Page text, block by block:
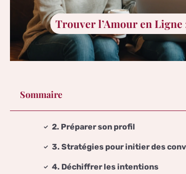
Trouver l’Amour en
Sommaire
2. Préparer son profil
3. Stratégies pour initier des
4. Déchiffrer les intentions